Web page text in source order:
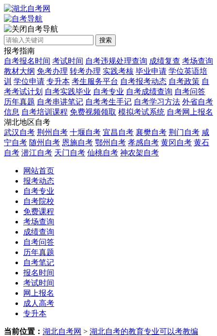
自考导航
搜索
报考指南
自考报名时间 考试时间 自考违规处理查询 成绩复查 考场查询
教材大纲 免考办理 转考办理 实践考核 毕业申请 学位英语培
训 学位申请 专升本 考生服务平台 自考报考动态 自考政策 自
考考试计划 自考实践毕业 自考专业 自考成绩查询 自考问答
历年真题 自考串讲笔记 自考考生手记 自考学习方法 外省自考
信息 自考培训课程 免费视频领取 模拟考试系统 自考网上报名
湖北地区自考
武汉自考 荆州自考 十堰自考 宜昌自考 襄樊自考 荆门自考 咸
宁自考 随州自考 恩施自考 鄂州自考 孝感自考 黄冈自考 黄石
自考 潜江自考 天门自考 仙桃自考 神农架自考
网站首页
报考动态
自考专业
自考院校
免费课程
考场查询
成绩查询
自考问答
历年真题
自考笔记
报名时间
考试时间
网上报名
成人高考
专升本
当前位置： 湖北自考网 > 湖北自考的教育专业可以考教编